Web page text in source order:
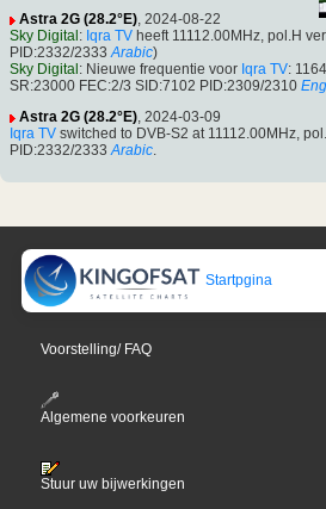
Astra 2G (28.2°E), 2024-08-22
Sky Digital : Iqra TV heeft 11112.00MHz, pol.H
PID:2332/2333 Arabic)
Sky Digital : Nieuwe frequentie voor Iqra TV:
SR:23000 FEC:2/3 SID:7102 PID:2309/2310
Astra 2G (28.2°E), 2024-03-09
Iqra TV switched to DVB-S2 at 11112.00MHz,
PID:2332/2333 Arabic.
Startpgina
Voorstelling/ FAQ
Algemene voorkeuren
Stuur uw bijwerkingen